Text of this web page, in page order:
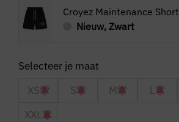
Croyez Maintenance Short
Nieuw, Zwart
XS S M L
XXL